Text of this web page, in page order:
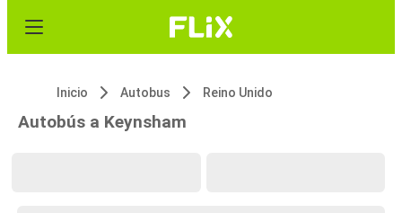
Inicio Autobus Reino Unido
Autobús a Keynsham